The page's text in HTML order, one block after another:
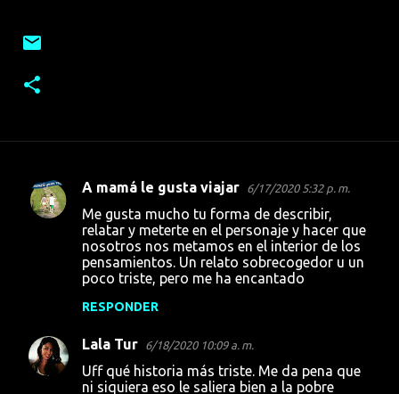
C
a
r
A mamá le gusta viajar 6/17/2020 5:32 p. m.
Me gusta mucho tu forma de describir,
relatar y meterte en el personaje y hacer que
nosotros nos metamos en el interior de los
pensamientos. Un relato sobrecogedor u un
poco triste, pero me ha encantado
RESPONDER
Lala Tur 6/18/2020 10:09 a. m.
Uff qué historia más triste. Me da pena que
ni siquiera eso le saliera bien a la pobre